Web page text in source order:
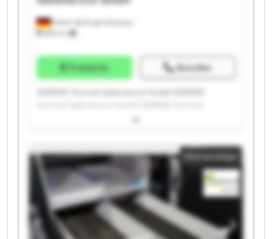
Melle-Wellingholzhausen
685 km
Preisinfo Anrufen
Saltenbrock GmbH AGRAVIS Technik Saltenbrock
Technik Saltenbrock GmbH AGRAVIS Technik
Saltenbrock GmbH AGRAVIS Technik Saltenbrock
GmbH AGRAVIS Technik Saltenbrock GmbH AGRAVIS
Technik Saltenbrock GmbH AGRAVIS Technik
Saltenbrock GmbH AGRAVIS Technik Saltenbrock
GmbH AGRAVIS Technik Saltenbrock GmbH AGRAVIS
Technik Saltenbrock GmbH AGRAVIS Technik
Saltenbrock GmbH AGRAVIS Technik Saltenbrock
Kleinanzeige